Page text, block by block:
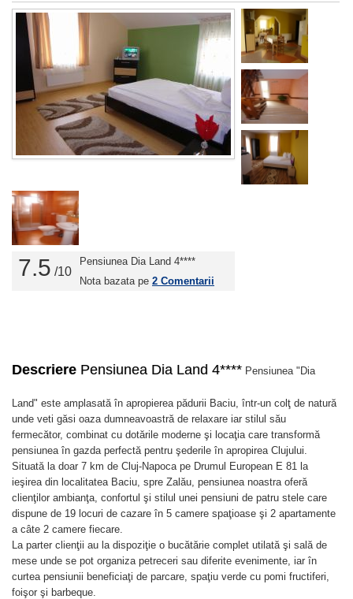
7.5 /10
Pensiunea Dia Land 4****
Nota bazata pe 2 Comentarii
Descriere Pensiunea Dia Land 4**** Pensiunea "Dia
Land" este amplasată în apropierea pădurii Baciu, într-un colţ de natură
unde veti găsi oaza dumneavoastră de relaxare iar stilul său
fermecător, combinat cu dotările moderne şi locaţia care transformă
pensiunea în gazda perfectă pentru şederile în apropirea Clujului.
Situată la doar 7 km de Cluj-Napoca pe Drumul European E 81 la
ieşirea din localitatea Baciu, spre Zalău, pensiunea noastra oferă
clienţilor ambianţa, confortul şi stilul unei pensiuni de patru stele care
dispune de 19 locuri de cazare în 5 camere spaţioase şi 2 apartamente
a câte 2 camere fiecare.
La parter clienţii au la dispoziţie o bucătărie complet utilată şi sală de
mese unde se pot organiza petreceri sau diferite evenimente, iar în
curtea pensiunii beneficiaţi de parcare, spaţiu verde cu pomi fructiferi,
foişor şi barbeque.